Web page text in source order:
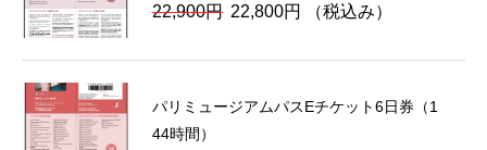
円
た。
18,730
す。
22,900円 元
価
は
22,800円
現
の
格
（税込み）
パリミュージアムパスEチケット6日券（1
44時間）